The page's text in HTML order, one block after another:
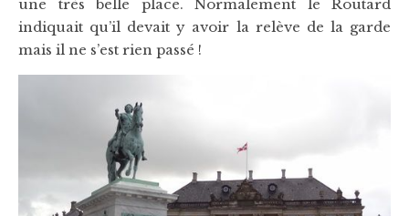
une très belle place. Normalement le Routard
indiquait qu’il devait y avoir la relève de la garde
mais il ne s’est rien passé !